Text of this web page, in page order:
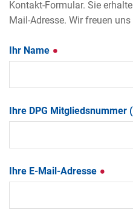
Kontakt-Formular. Sie
Mail-Adresse. Wir freuen
Ihr Name
Ihre DPG Mitgliedsnummer
Ihre E-Mail-Adresse